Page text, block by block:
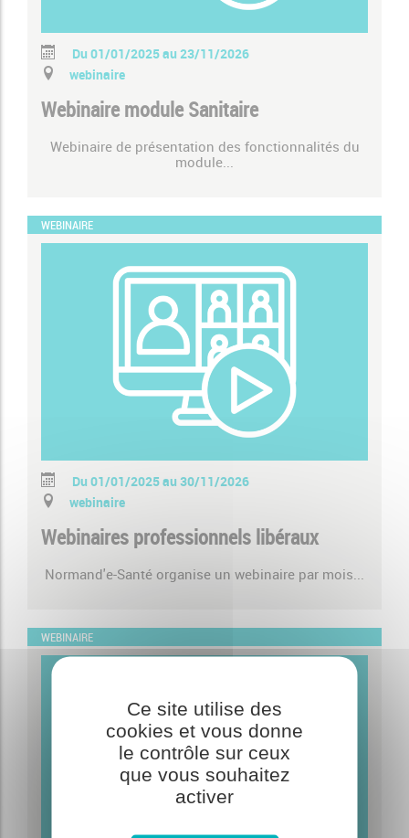
Du 01/01/2025 au 23/11/2026
webinaire
Webinaire module Sanitaire
Webinaire de présentation des fonctionnalités du
module...
WEBINAIRE
Du 01/01/2025 au 30/11/2026
webinaire
Webinaires professionnels libéraux
Normand'e-Santé organise un webinaire par mois...
WEBINAIRE
Ce site utilise des
cookies et vous donne
le contrôle sur ceux
que vous souhaitez
activer